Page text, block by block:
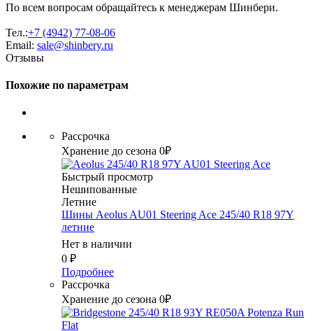
По всем вопросам обращайтесь к менеджерам Шинбери.
Тел.:+7 (4942) 77-08-06
Email: sale@shinbery.ru
Отзывы
Похожие по параметрам
Рассрочка
Хранение до сезона 0₽
Быстрый просмотр
Нешипованные
Летние
Шины Aeolus AU01 Steering Ace 245/40 R18 97Y
летние
Нет в наличии
0 ₽
Подробнее
Рассрочка
Хранение до сезона 0₽